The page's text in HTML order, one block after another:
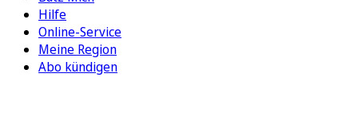
Hilfe
Online-Service
Meine Region
Abo kündigen